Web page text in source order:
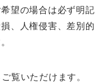
望の場合は必ず明記
、人権侵害、差別的
覧いただけます。